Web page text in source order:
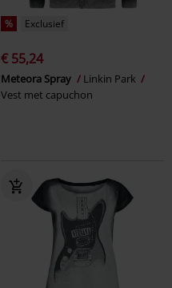
% Exclusief
€ 55,24
Meteora Spray
Linkin Park
Vest met capuchon